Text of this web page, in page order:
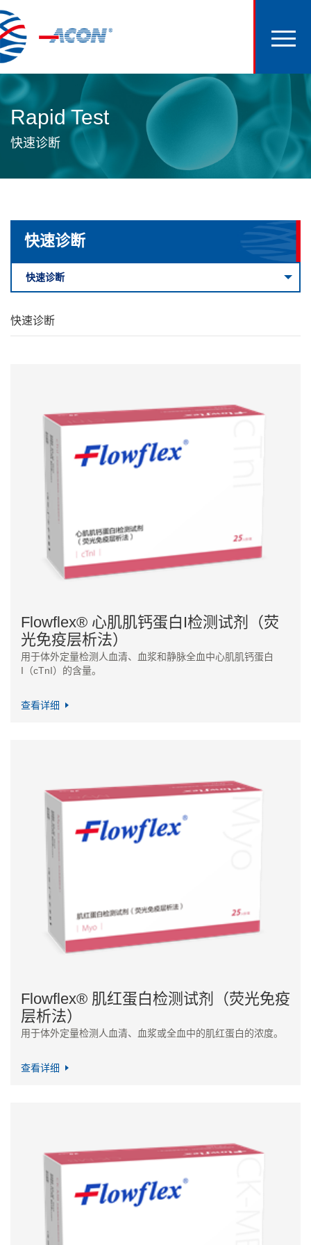
Rapid Test
快速诊断
快速诊断
快速诊断
快速诊断
Flowflex® 心肌肌钙蛋白I检测试剂（荧
光免疫层析法）
用于体外定量检测人血清、血浆和静脉全血中心肌肌钙蛋白
I（cTnI）的含量。
查看详细
Flowflex® 肌红蛋白检测试剂（荧光免疫
层析法）
用于体外定量检测人血清、血浆或全血中的肌红蛋白的浓度。
查看详细